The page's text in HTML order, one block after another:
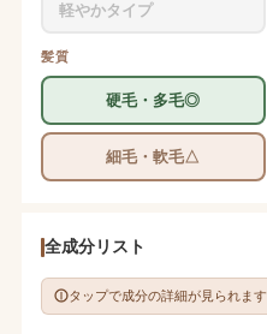
軽やかタイプ
髪質
硬毛・多毛◎
細毛・軟毛△
全成分リスト
タップで成分の詳細が見られます